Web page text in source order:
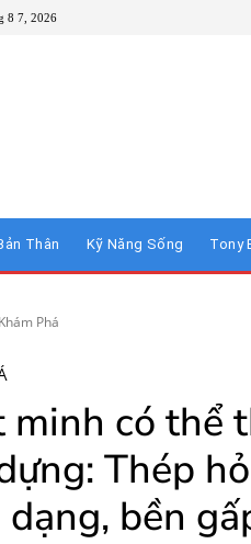
8 7, 2026
Thân Kỹ Năng Sống Tony
Khám Phá
minh có thể
Thép
bền